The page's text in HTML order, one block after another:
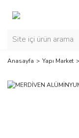
Anasayfa Yapı Market